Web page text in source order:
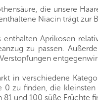
die unsere
Niacin trägt zur
Aprikosen
zu passen.
in verschiedene
0 zu finden, die
und 100 süße Früchte